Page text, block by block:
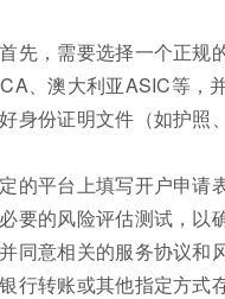
先，需要选择一个正
、澳大利亚ASIC等，
身份证明文件（如护
的平台上填写开户申请
要的风险评估测试，以
同意相关的服务协议和
行转账或其他指定方式